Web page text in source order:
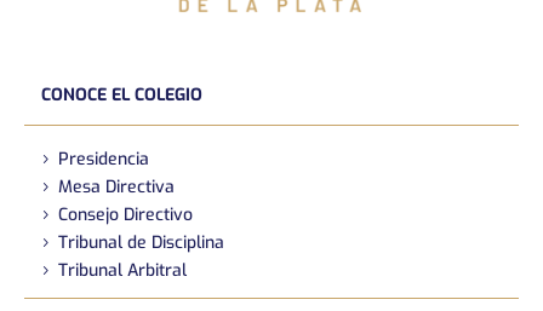
CONOCE EL COLEGIO
Presidencia
Mesa Directiva
Consejo Directivo
Tribunal de Disciplina
Tribunal Arbitral